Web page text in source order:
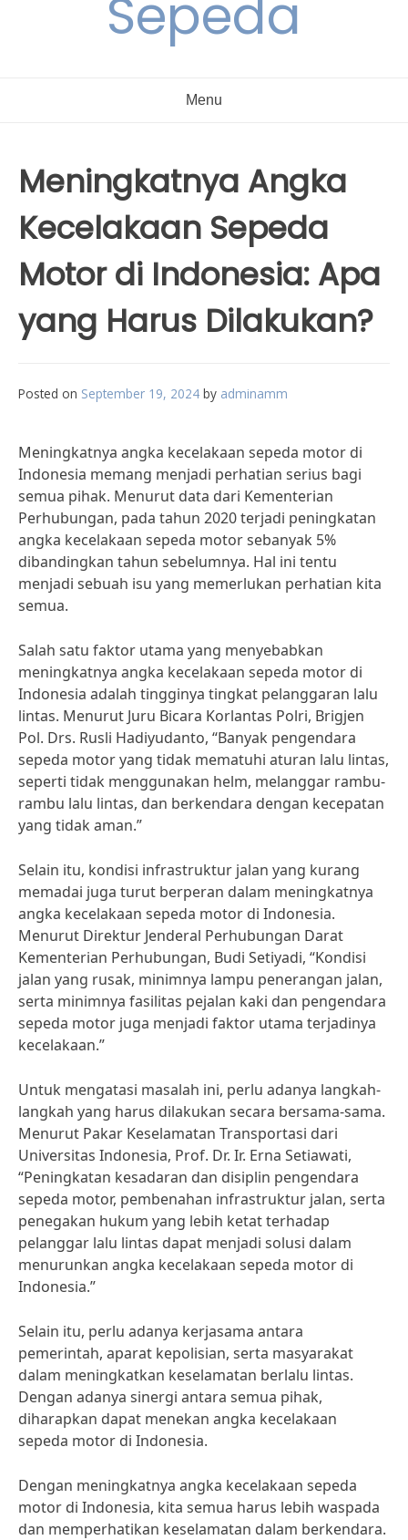
Sepeda
Menu
Meningkatnya Angka
Kecelakaan Sepeda
Motor di Indonesia: Apa
yang Harus Dilakukan?
Posted on September 19, 2024 by adminamm
Meningkatnya angka kecelakaan sepeda motor di
Indonesia memang menjadi perhatian serius bagi
semua pihak. Menurut data dari Kementerian
Perhubungan, pada tahun 2020 terjadi peningkatan
angka kecelakaan sepeda motor sebanyak 5%
dibandingkan tahun sebelumnya. Hal ini tentu
menjadi sebuah isu yang memerlukan perhatian kita
semua.
Salah satu faktor utama yang menyebabkan
meningkatnya angka kecelakaan sepeda motor di
Indonesia adalah tingginya tingkat pelanggaran lalu
lintas. Menurut Juru Bicara Korlantas Polri, Brigjen
Pol. Drs. Rusli Hadiyudanto, “Banyak pengendara
sepeda motor yang tidak mematuhi aturan lalu lintas,
seperti tidak menggunakan helm, melanggar rambu-
rambu lalu lintas, dan berkendara dengan kecepatan
yang tidak aman.”
Selain itu, kondisi infrastruktur jalan yang kurang
memadai juga turut berperan dalam meningkatnya
angka kecelakaan sepeda motor di Indonesia.
Menurut Direktur Jenderal Perhubungan Darat
Kementerian Perhubungan, Budi Setiyadi, “Kondisi
jalan yang rusak, minimnya lampu penerangan jalan,
serta minimnya fasilitas pejalan kaki dan pengendara
sepeda motor juga menjadi faktor utama terjadinya
kecelakaan.”
Untuk mengatasi masalah ini, perlu adanya langkah-
langkah yang harus dilakukan secara bersama-sama.
Menurut Pakar Keselamatan Transportasi dari
Universitas Indonesia, Prof. Dr. Ir. Erna Setiawati,
“Peningkatan kesadaran dan disiplin pengendara
sepeda motor, pembenahan infrastruktur jalan, serta
penegakan hukum yang lebih ketat terhadap
pelanggar lalu lintas dapat menjadi solusi dalam
menurunkan angka kecelakaan sepeda motor di
Indonesia.”
Selain itu, perlu adanya kerjasama antara
pemerintah, aparat kepolisian, serta masyarakat
dalam meningkatkan keselamatan berlalu lintas.
Dengan adanya sinergi antara semua pihak,
diharapkan dapat menekan angka kecelakaan
sepeda motor di Indonesia.
Dengan meningkatnya angka kecelakaan sepeda
motor di Indonesia, kita semua harus lebih waspada
dan memperhatikan keselamatan dalam berkendara.